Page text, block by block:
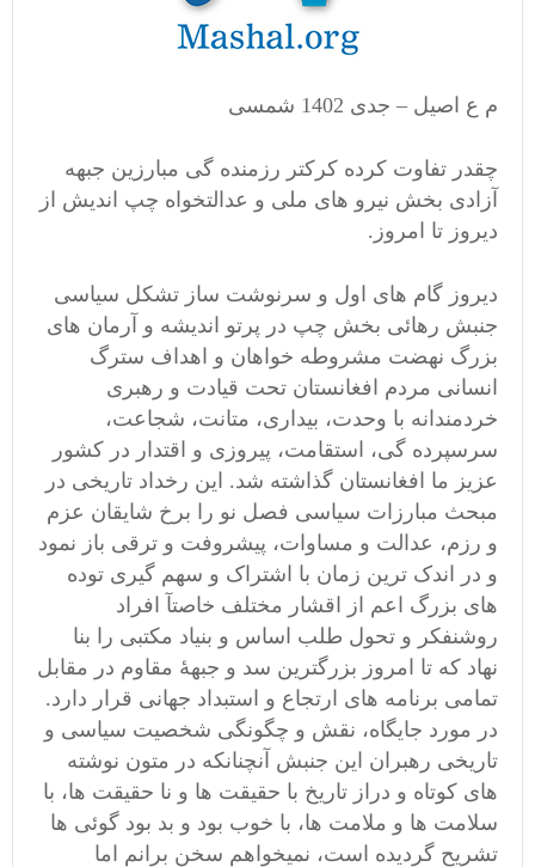
م ع اصیل – جدی 1402 شمسی
چقدر تفاوت کرده کرکتر رزمنده گی مبارزین جبهه
آزادی بخش نیرو های ملی و عدالتخواه چپ اندیش از
دیروز تا امروز.
دیروز گام های اول و سرنوشت ساز تشکل سیاسی
جنبش رهائی بخش چپ در پرتو اندیشه و آرمان های
بزرگ نهضت مشروطه خواهان و اهداف سترگ
انسانی مردم افغانستان تحت قیادت و رهبری
خردمندانه با وحدت، بیداری، متانت، شجاعت،
سرسپرده گی، استقامت، پیروزی و اقتدار در کشور
عزیز ما افغانستان گذاشته شد. این رخداد تاریخی در
مبحث مبارزات سیاسی فصل نو را برخ شایقان عزم
و رزم، عدالت و مساوات، پیشروفت و ترقی باز نمود
و در اندک ترین زمان با اشتراک و سهم گیری توده
های بزرگ اعم از اقشار مختلف خاصتآ افراد
روشنفکر و تحول طلب اساس و بنیاد مکتبی را بنا
نهاد که تا امروز بزرگترین سد و جبهۀ مقاوم در مقابل
تمامی برنامه های ارتجاع و استبداد جهانی قرار دارد.
در مورد جایگاه، نقش و چگونگی شخصیت سیاسی و
تاریخی رهبران این جنبش آنچنانکه در متون نوشته
های کوتاه و دراز تاریخ با حقیقت ها و نا حقیقت ها، با
سلامت ها و ملامت ها، با خوب بود و بد بود گوئی ها
تشریح گردیده است، نمیخواهم سخن برانم اما